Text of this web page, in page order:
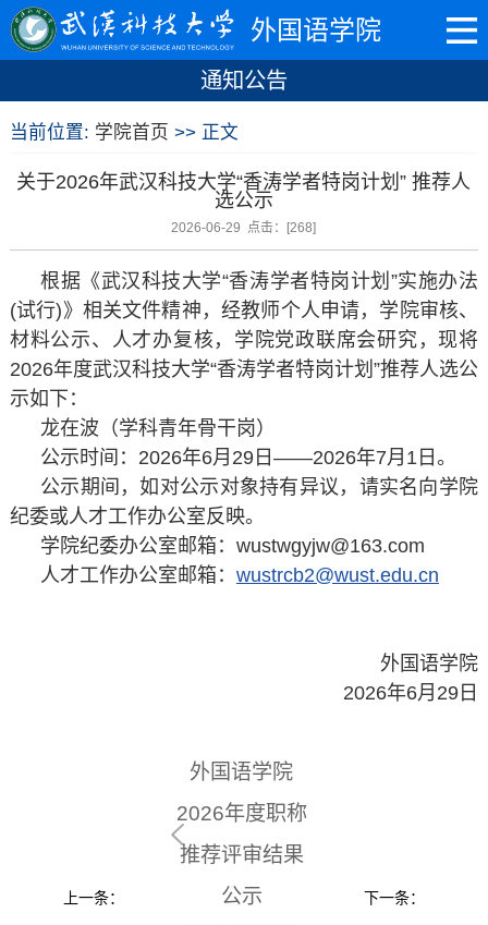
外国语学院
通知公告
当前位置: 学院首页 >> 正文
关于2026年武汉科技大学“香涛学者特岗计划” 推荐人
选公示
2026-06-29 点击：[268]
根据《武汉科技大学“香涛学者特岗计划”实施办法
(试行)》相关文件精神，经教师个人申请，学院审核、
材料公示、人才办复核，学院党政联席会研究，现将
2026年度武汉科技大学“香涛学者特岗计划”推荐人选公
示如下：
龙在波（学科青年骨干岗）
公示时间：2026年6月29日——2026年7月1日。
公示期间，如对公示对象持有异议，请实名向学院
纪委或人才工作办公室反映。
学院纪委办公室邮箱：wustwgyjw@163.com
人才工作办公室邮箱： wustrcb2@wust.edu.cn
外国语学院
2026年6月29日
上一条：
外国语学院
2026年度职称
推荐评审结果
公示
下一条：